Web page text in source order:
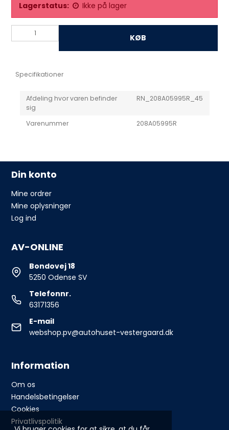
Lagerstatus: Ikke på lager
KØB
Specifikationer
Afdeling hvor varen befinder
sig
RN_208A05995R_45
Varenummer 208A05995R
Din konto
Mine ordrer
Mine oplysninger
Log ind
AV-ONLINE
Bondovej 18
5250 Odense SV
Telefonnr.
63171356
E-mail
webshop.pv@autohuset-vestergaard.dk
Information
Om os
Handelsbetingelser
Cookies
Privatlivspolitik